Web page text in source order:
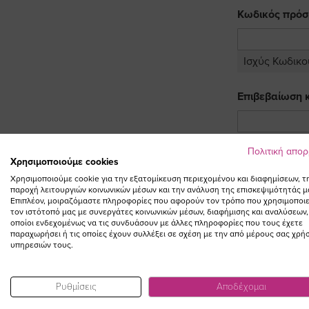
Κωδικός
Ισχύς
Επιβεβαίωση
Eπιθυμώ
Επιθυμώ
Επιθυμώ
Πολιτική
Χρησιμοποιούμε cookies
Χρησιμοποιούμε cookie για την εξατομίκευση περιεχομένου και διαφημίσεων,
παροχή λειτουργιών κοινωνικών μέσων και την ανάλυση της επισκεψιμότητάς
Επιπλέον, μοιραζόμαστε πληροφορίες που αφορούν τον τρόπο που
τον ιστότοπό μας με συνεργάτες κοινωνικών μέσων, διαφήμισης και αναλύσεων,
οποίοι ενδεχομένως να τις συνδυάσουν με άλλες πληροφορίες που τους έχετε
παραχωρήσει ή τις οποίες έχουν συλλέξει σε σχέση με την από μέρους σας
υπηρεσιών τους.
Ρυθμίσεις Αποδέχομαι